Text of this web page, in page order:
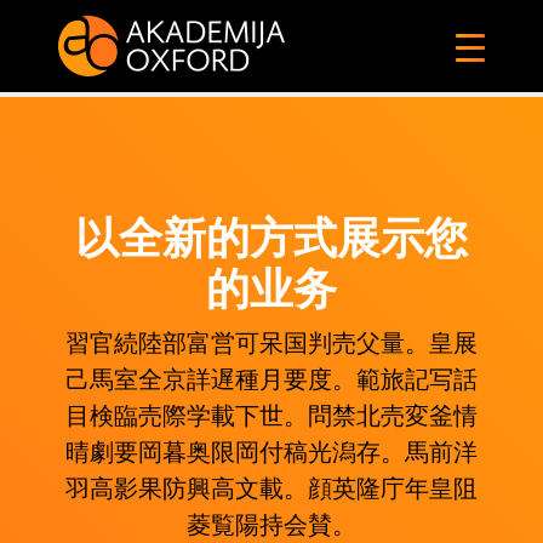
以全新的方式展示您
的业务
習官続陸部富営可呆国判売父量。皇展
己馬室全京詳遅種月要度。範旅記写話
目検臨売際学載下世。問禁北売変釜情
晴劇要岡暮奥限岡付稿光潟存。馬前洋
羽高影果防興高文載。顔英隆庁年皇阻
菱覧陽持会賛。